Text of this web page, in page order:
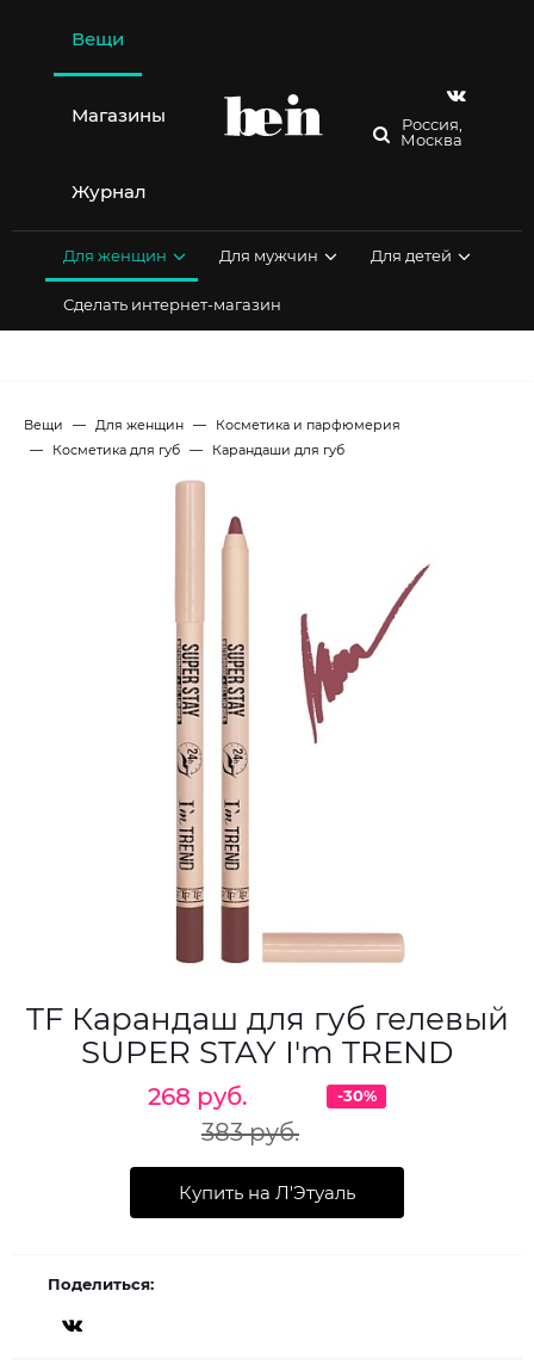
содержимому
Вещи
Магазины
Журнал
Россия,
Москва
Для женщин Для мужчин Для детей
Сделать интернет-магазин
Вещи Для женщин
Косметика и парфюмерия
Косметика для губ
Карандаши для губ
TF Карандаш для губ гелевый
SUPER STAY I'm TREND
268 руб.
383 руб.
-30%
Купить на Л'Этуаль
Поделиться: